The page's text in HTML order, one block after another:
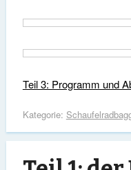
Teil 3: Programm und
Kategorie: